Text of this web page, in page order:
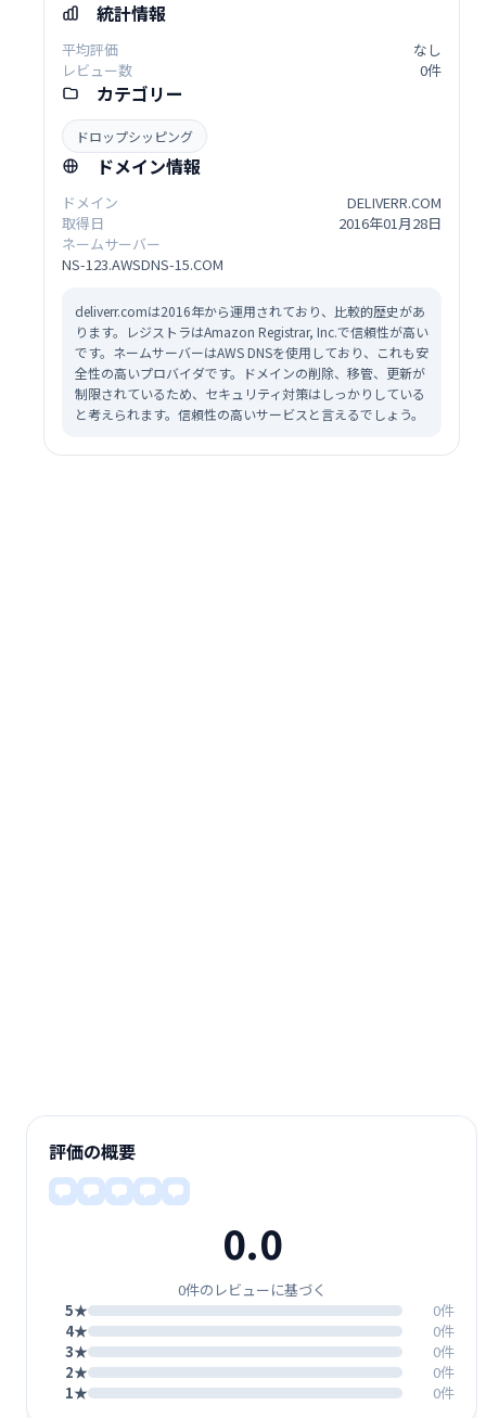
統計情報
平均評価
なし
レビュー数
0件
カテゴリー
ドロップシッピング
ドメイン情報
ドメイン
DELIVERR.COM
取得日
2016年01月28日
ネームサーバー
NS-123.AWSDNS-15.COM
deliverr.comは2016年から運用されており、比較的歴史があ
ります。レジストラはAmazon Registrar, Inc.で信頼性が高い
です。ネームサーバーはAWS DNSを使用しており、これも安
全性の高いプロバイダです。ドメインの削除、移管、更新が
制限されているため、セキュリティ対策はしっかりしている
と考えられます。信頼性の高いサービスと言えるでしょう。
評価の概要
0.0
0件のレビューに基づく
5★
0件
4★
0件
3★
0件
2★
0件
1★
0件